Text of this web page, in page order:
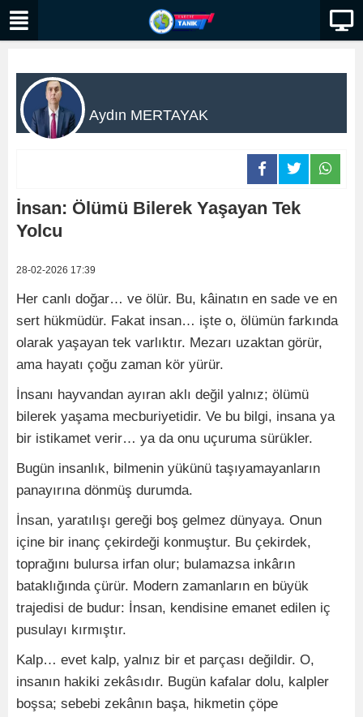
Aydın MERTAYAK
İnsan: Ölümü Bilerek Yaşayan Tek
Yolcu
28-02-2026 17:39
Her canlı doğar… ve ölür. Bu, kâinatın en sade ve en
sert hükmüdür. Fakat insan… işte o, ölümün farkında
olarak yaşayan tek varlıktır. Mezarı uzaktan görür,
ama hayatı çoğu zaman kör yürür.
İnsanı hayvandan ayıran aklı değil yalnız; ölümü
bilerek yaşama mecburiyetidir. Ve bu bilgi, insana ya
bir istikamet verir… ya da onu uçuruma sürükler.
Bugün insanlık, bilmenin yükünü taşıyamayanların
panayırına dönmüş durumda.
İnsan, yaratılışı gereği boş gelmez dünyaya. Onun
içine bir inanç çekirdeği konmuştur. Bu çekirdek,
toprağını bulursa irfan olur; bulamazsa inkârın
bataklığında çürür. Modern zamanların en büyük
trajedisi de budur: İnsan, kendisine emanet edilen iç
pusulayı kırmıştır.
Kalp… evet kalp, yalnız bir et parçası değildir. O,
insanın hakiki zekâsıdır. Bugün kafalar dolu, kalpler
boşsa; sebebi zekânın başa, hikmetin çöpe